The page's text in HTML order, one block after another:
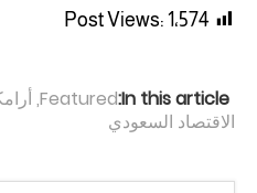
Post Views: 1٬574
In this article:
Featured
,
الاقتصاد السعودي